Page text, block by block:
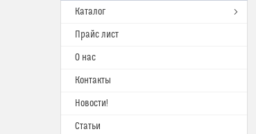
Каталог
Прайс лист
О нас
Контакты
Новости!
Статьи